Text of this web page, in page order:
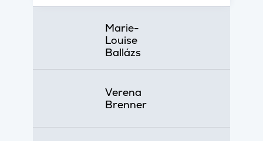
Marie-
Louise
Ballázs
Verena
Brenner